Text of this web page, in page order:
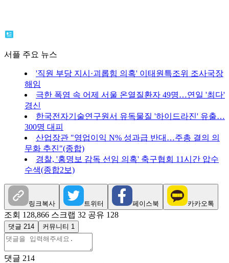
서플 주요 뉴스
'직원 부당 지시·괴롭힘 의혹' 이태원특조위 조사국장
해임
극한 폭염 속 어제 서울 온열질환자 49명…연일 '최다'
경신
한국전자기술연구원서 유독물질 '하이드라진' 유출…
300명 대피
산업장관 "영업이익 N% 성과급 반대…주총 결의 의
무화 추진"(종합)
경찰, '홍명보 감독 선임 의혹' 축구협회 11시간 압수
수색(종합2보)
링크복사 트위터 페이스북 카카오톡
조회 128,866 스크랩 32 공유 128
댓글 214 커뮤니티 1
댓글 214